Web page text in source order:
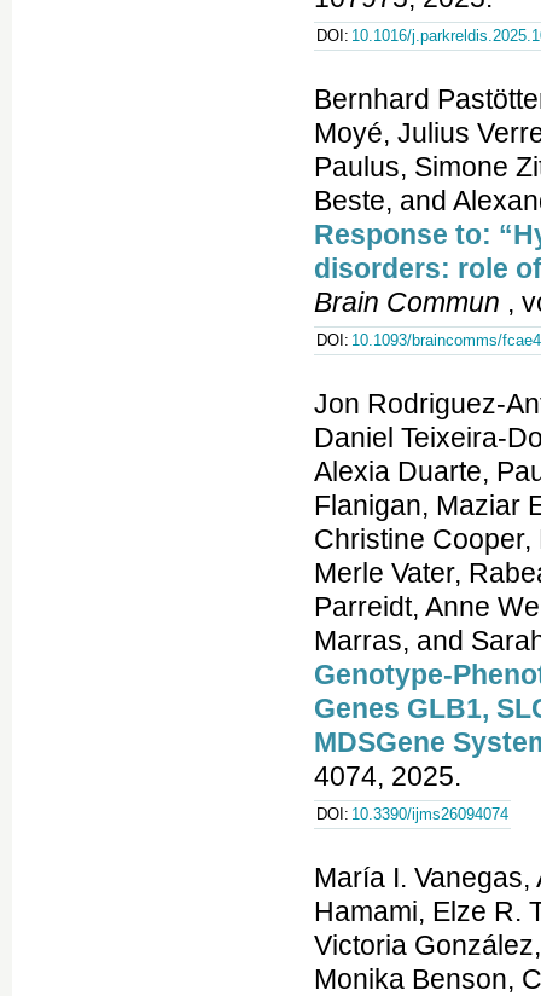
DOI: 10.1016/
Bernhard
Moyé, Julius
Paulus, Simone
Beste, and
Response to:
disorders: role
Brain Commun ,
DOI: 10.1093/braincomms/
Jon Rodriguez-
Daniel Teixeira-
Alexia Duarte,
Flanigan, Maziar
Christine
Merle Vater,
Parreidt, Anne
Marras, and
Genotype-
Genes GLB1,
MDSGene
4074, 2025.
DOI: 10.3390/ijms26094074
María I.
Hamami, Elze R.
Victoria
Monika Benson,